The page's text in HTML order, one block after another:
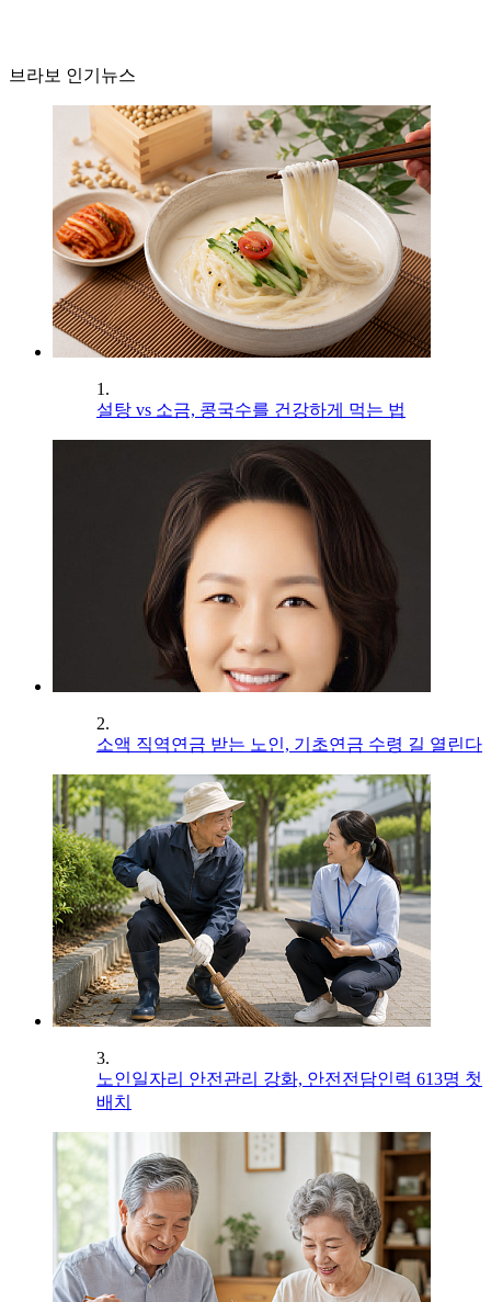
브라보 인기뉴스
1.
설탕 vs 소금, 콩국수를 건강하게 먹는 법
2.
소액 직역연금 받는 노인, 기초연금 수령 길 열린다
3.
노인일자리 안전관리 강화, 안전전담인력 613명 첫
배치